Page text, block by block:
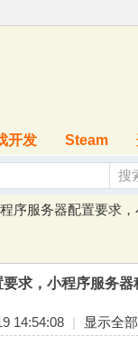
开发 Steam
搜
序服务器配置要求
求，小程序服务器
14:54:08 | 显示全